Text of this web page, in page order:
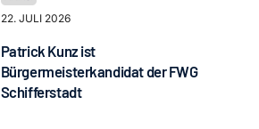
22. JULI 2026
Patrick Kunz ist
Bürgermeisterkandidat der FWG
Schifferstadt